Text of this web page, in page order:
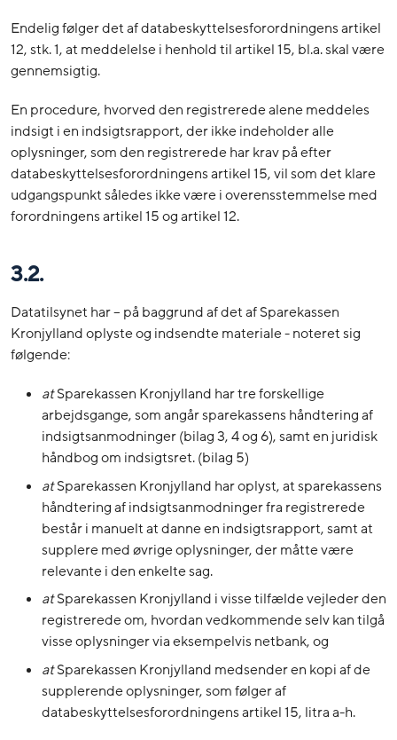
Endelig følger det af databeskyttelsesforordningens artikel
12, stk. 1, at meddelelse i henhold til artikel 15, bl.a. skal være
gennemsigtig.
En procedure, hvorved den registrerede alene meddeles
indsigt i en indsigtsrapport, der ikke indeholder alle
oplysninger, som den registrerede har krav på efter
databeskyttelsesforordningens artikel 15, vil som det klare
udgangspunkt således ikke være i overensstemmelse med
forordningens artikel 15 og artikel 12.
3.2.
Datatilsynet har – på baggrund af det af Sparekassen
Kronjylland oplyste og indsendte materiale - noteret sig
følgende:
atSparekassen Kronjylland har tre forskellige
arbejdsgange, som angår sparekassens håndtering af
indsigtsanmodninger (bilag 3, 4 og 6), samt en juridisk
håndbog om indsigtsret. (bilag 5)
atSparekassen Kronjylland har oplyst, at sparekassens
håndtering af indsigtsanmodninger fra registrerede
består i manuelt at danne en indsigtsrapport, samt at
supplere med øvrige oplysninger, der måtte være
relevante i den enkelte sag.
atSparekassen Kronjylland i visse tilfælde vejleder den
registrerede om, hvordan vedkommende selv kan tilgå
visse oplysninger via eksempelvis netbank, og
atSparekassen Kronjylland medsender en kopi af de
supplerende oplysninger, som følger af
databeskyttelsesforordningens artikel 15, litra a-h.